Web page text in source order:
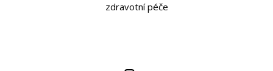
zdravotní péče